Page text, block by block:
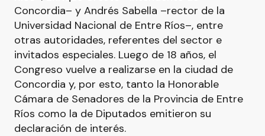
Concordia– y Andrés Sabella –rector de la
Universidad Nacional de Entre Ríos–, entre
otras autoridades, referentes del sector e
invitados especiales. Luego de 18 años, el
Congreso vuelve a realizarse en la ciudad de
Concordia y, por esto, tanto la Honorable
Cámara de Senadores de la Provincia de Entre
Ríos como la de Diputados emitieron su
declaración de interés.